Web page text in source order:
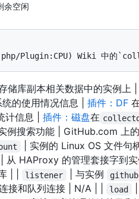
余空闲
储库副本相关数据中的实例上 |
的使用情况信息 | 插件：DF
计信息 | 插件：磁盘在
例搜索功能 | GitHub.com 上的
| 实例的 Linux OS 文件句
| 从 HAProxy 的管理套接字到
| | listener | 与实例
接和队列连接 | N/A | | load